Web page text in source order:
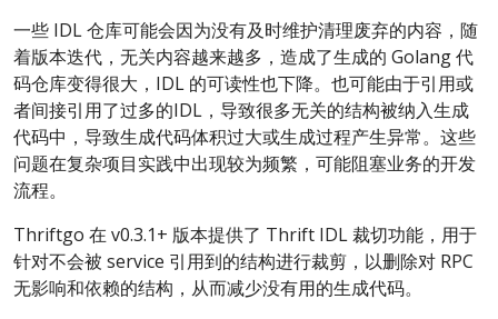
一些 IDL 仓库可能会因为没有及时维护清理废弃的内容，随
着版本迭代，无关内容越来越多，造成了生成的 Golang 代
码仓库变得很大，IDL 的可读性也下降。也可能由于引用或
者间接引用了过多的IDL，导致很多无关的结构被纳入生成
代码中，导致生成代码体积过大或生成过程产生异常。这些
问题在复杂项目实践中出现较为频繁，可能阻塞业务的开发
流程。
Thriftgo 在 v0.3.1+ 版本提供了 Thrift IDL 裁切功能，用于
针对不会被 service 引用到的结构进行裁剪，以删除对 RPC
无影响和依赖的结构，从而减少没有用的生成代码。